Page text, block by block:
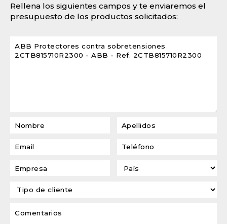
Rellena los siguientes campos y te enviaremos el
presupuesto de los productos solicitados: